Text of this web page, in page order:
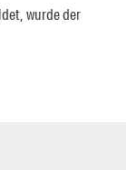
wurde der